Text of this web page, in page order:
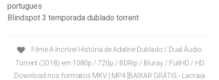
portugues
Blindspot 3 temporada dublado torrent
Filme A Incrível História de Adaline Dublado / Dual Áudio
Torrent (2018) em 1080p / 720p / BDRip / Bluray / FullHD / HD
Download nos formatos MKV | MP4 [BAIXAR GRÁTIS - Lacraia